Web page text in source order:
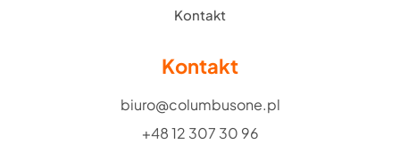
Kontakt
Kontakt
biuro@columbusone.pl
+48 12 307 30 96